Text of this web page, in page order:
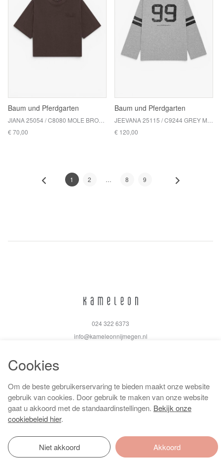
Baum und Pferdgarten
€ 70,00
Baum und Pferdgarten
€ 120,00
1 2 8 9
024 322 6373
info@kameleonnijmegen.nl
Algemene voorwaarden
Privacy policy
Cookiebeleid
Cookies
Om de beste gebruikerservaring te bieden maakt onze website
gebruik van cookies. Door gebruik te maken van onze website
gaat u akkoord met de standaardinstellingen. Bekijk onze
cookiebeleid hier.